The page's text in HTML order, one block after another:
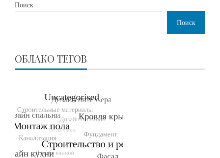
Поиск
Поиск
ОБЛАКО ТЕГОВ